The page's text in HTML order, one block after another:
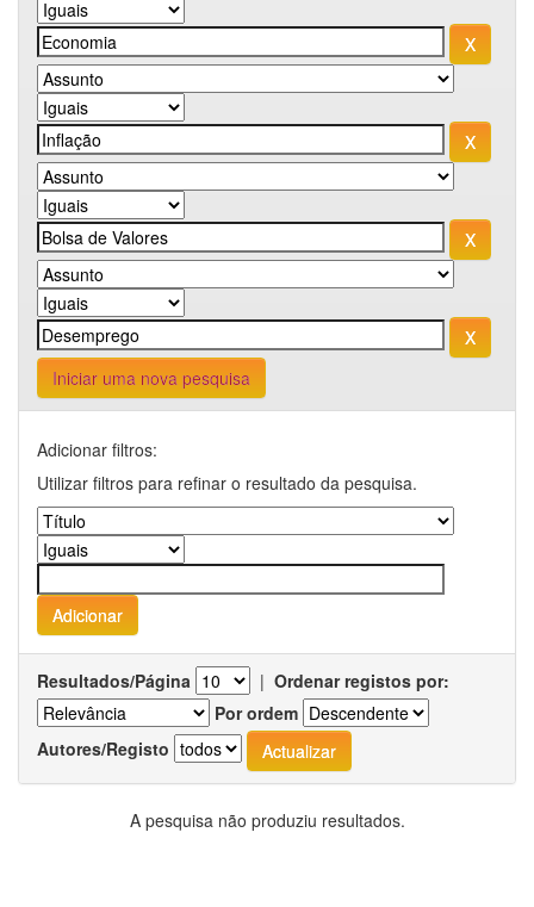
Iniciar uma nova pesquisa
Adicionar filtros:
Utilizar filtros para refinar o resultado da pesquisa.
Resultados/Página | Ordenar registos por:
Por ordem
Autores/Registo
A pesquisa não produziu resultados.